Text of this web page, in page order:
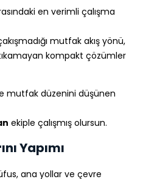
en verimli çalışma
mutfak akış yönü,
tıkamayan kompakt çözümler
mutfak düzenini düşünen
ekiple çalışmış olursun.
Yapımı
ana yollar ve çevre